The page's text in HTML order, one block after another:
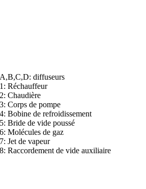
A,B,C,D: diffuseurs
1: Réchauffeur
2: Chaudière
3: Corps de pompe
4: Bobine de refroidissement
5: Bride de vide poussé
6: Molécules de gaz
7: Jet de vapeur
8: Raccordement de vide auxiliaire